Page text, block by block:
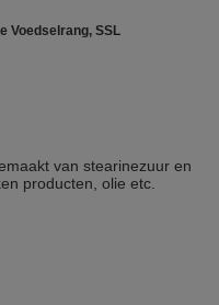
Voedselrang, SSL
van stearinezuur en
producten, olie etc.